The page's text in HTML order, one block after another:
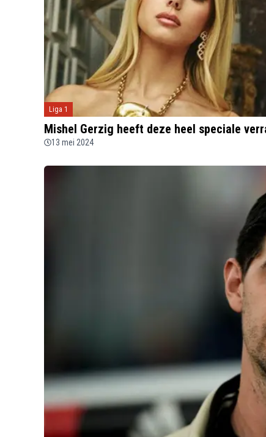
Liga 1
Mishel Gerzig heeft deze heel speciale
13 mei 2024